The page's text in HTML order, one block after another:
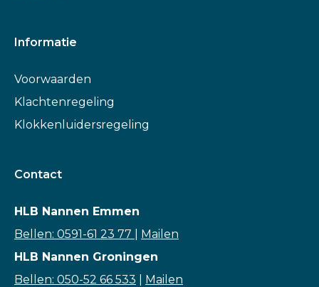
Informatie
Voorwaarden
Klachtenregeling
Klokkenluidersregeling
Contact
HLB Nannen Emmen
Bellen: 0591-61 23 77
Mailen
HLB Nannen Groningen
Bellen: 050-52 66 533
Mailen